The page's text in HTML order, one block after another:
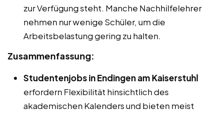
zur Verfügung steht. Manche Nachhilfelehrer
nehmen nur wenige Schüler, um die
Arbeitsbelastung gering zu halten.
Zusammenfassung:
Studentenjobs in Endingen am Kaiserstuhl
erfordern Flexibilität hinsichtlich des
akademischen Kalenders und bieten meist